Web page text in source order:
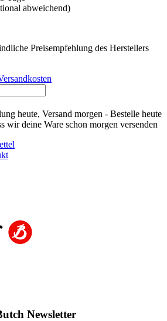
abweichend)
Preisempfehlung des Herstellers
heute, Versand morgen - Bestelle heute
wir deine Ware schon morgen versenden
Newsletter